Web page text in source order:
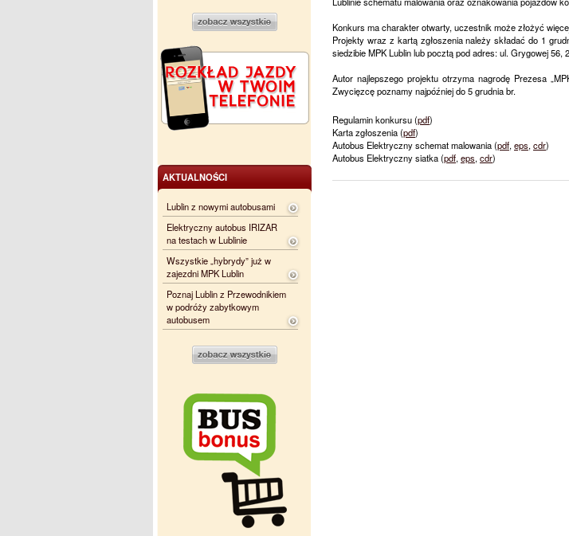
Konkurs ma charakter otwarty, uczestnik może złożyć
Projekty wraz z kartą zgłoszenia należy składać do 1
siedzibie MPK Lublin lub pocztą pod adres: ul. Grygowej 56,
Autor najlepszego projektu otrzyma nagrodę Prezesa
Zwycięzcę poznamy najpóźniej do 5 grudnia br.
Regulamin konkursu (pdf)
Karta zgłoszenia (pdf)
Autobus Elektryczny schemat malowania (pdf, eps, cdr)
Autobus Elektryczny siatka (pdf, eps, cdr)
AKTUALNOŚCI
Lublin z nowymi autobusami
Elektryczny autobus IRIZAR
na testach w Lublinie
Wszystkie „hybrydy” już w
zajezdni MPK Lublin
Poznaj Lublin z Przewodnikiem
w podróży zabytkowym
autobusem